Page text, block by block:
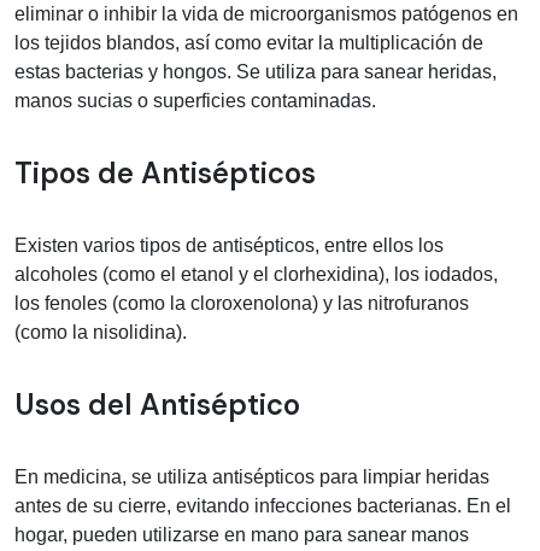
eliminar o inhibir la vida de microorganismos patógenos en
los tejidos blandos, así como evitar la multiplicación de
estas bacterias y hongos. Se utiliza para sanear heridas,
manos sucias o superficies contaminadas.
Tipos de Antisépticos
Existen varios tipos de antisépticos, entre ellos los
alcoholes (como el etanol y el clorhexidina), los iodados,
los fenoles (como la cloroxenolona) y las nitrofuranos
(como la nisolidina).
Usos del Antiséptico
En medicina, se utiliza antisépticos para limpiar heridas
antes de su cierre, evitando infecciones bacterianas. En el
hogar, pueden utilizarse en mano para sanear manos